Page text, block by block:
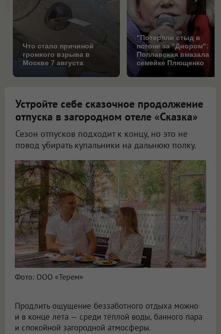
Что стало причиной
громкого взрыва в
Москве 7 августа
"Потеряли стыд в
погоне за "Диором":
Поплавская вмазала
семейке Плющенко
Устройте себе сказочное продолжение
отпуска в загородном отеле «Сказка»
Сезон отпусков подходит к концу, но это не
повод убирать купальники на дальнюю полку.
Фото: ООО «Терем»
Продлить ощущение беззаботного отдыха можно
и в конце лета — среди тёплой воды, банного пара
и спокойной загородной атмосферы.